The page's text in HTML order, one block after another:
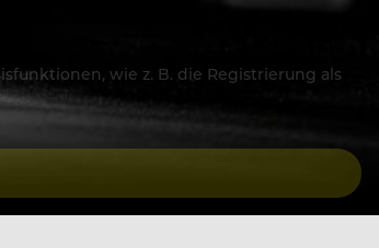
wie z. B. die Registrierung als